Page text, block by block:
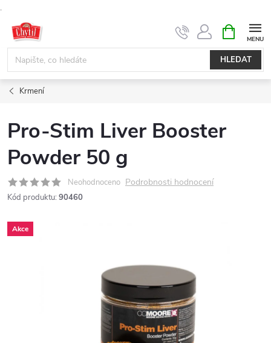
.
obsah
HLEDAT
NÁKUPNÍ
KOŠÍK
Krmení
Pro-Stim Liver Booster
Powder 50 g
Neohodnoceno Podrobnosti hodnocení
Kód produktu: 90460
Akce